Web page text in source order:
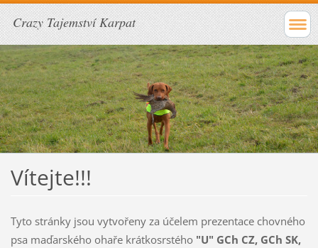
Crazy Tajemství Karpat
Vítejte!!!
Tyto stránky jsou vytvořeny za účelem prezentace chovného
psa maďarského ohaře krátkosrstého"U" GCh CZ, GCh SK,